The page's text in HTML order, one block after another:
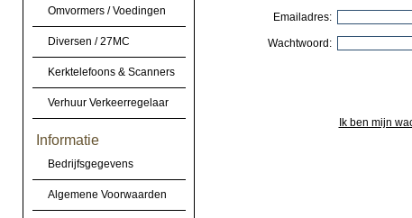
Omvormers / Voedingen
Diversen / 27MC
Kerktelefoons & Scanners
Verhuur Verkeerregelaar
Informatie
Bedrijfsgegevens
Algemene Voorwaarden
Emailadres:
Wachtwoord:
Ik ben mijn